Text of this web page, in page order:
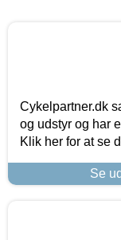
Cykelpartner.dk
og udstyr og har
Klik her for at se
Se